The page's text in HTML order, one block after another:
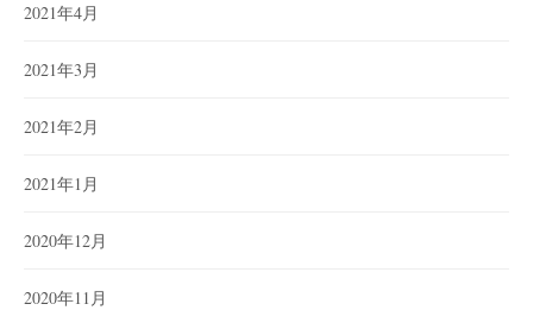
2021年4月
2021年3月
2021年2月
2021年1月
2020年12月
2020年11月